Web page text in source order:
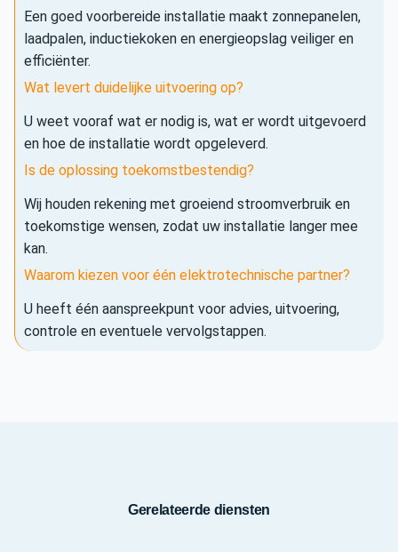
Een goed voorbereide installatie maakt zonnepanelen,
laadpalen, inductiekoken en energieopslag veiliger en
efficiënter.
Wat levert duidelijke uitvoering op?
U weet vooraf wat er nodig is, wat er wordt uitgevoerd
en hoe de installatie wordt opgeleverd.
Is de oplossing toekomstbestendig?
Wij houden rekening met groeiend stroomverbruik en
toekomstige wensen, zodat uw installatie langer mee
kan.
Waarom kiezen voor één elektrotechnische partner?
U heeft één aanspreekpunt voor advies, uitvoering,
controle en eventuele vervolgstappen.
Gerelateerde diensten